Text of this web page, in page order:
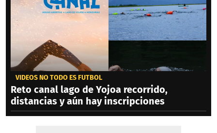
VIDEOS NO TODO ES FÚTBOL
Reto canal lago de Yojoa recorrido,
distancias y aún hay inscripciones